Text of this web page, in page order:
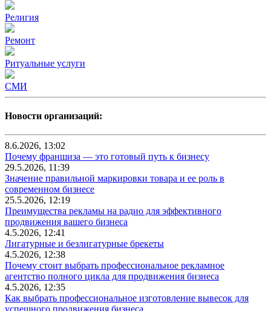
Религия
Ремонт
Ритуальные услуги
СМИ
Новости организаций:
8.6.2026, 13:02
Почему франшиза — это готовый путь к бизнесу
29.5.2026, 11:39
Значение правильной маркировки товара и ее роль в
современном бизнесе
25.5.2026, 12:19
Преимущества рекламы на радио для эффективного
продвижения вашего бизнеса
4.5.2026, 12:41
Лигатурные и безлигатурные брекеты
4.5.2026, 12:38
Почему стоит выбрать профессиональное рекламное
агентство полного цикла для продвижения бизнеса
4.5.2026, 12:35
Как выбрать профессиональное изготовление вывесок для